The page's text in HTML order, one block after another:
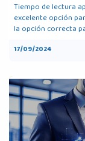
Tiempo de lectura
excelente opción
la opción correcta
17/09/2024